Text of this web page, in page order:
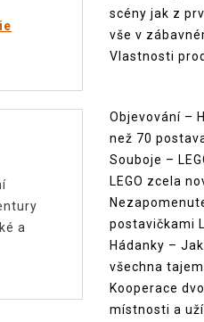
a
scény jak z
vše v
Vlastnosti
Objevování –
než 70
Souboje –
LEGO zcela
postavičkami
Hádanky –
všechna
Kooperace
místnosti a